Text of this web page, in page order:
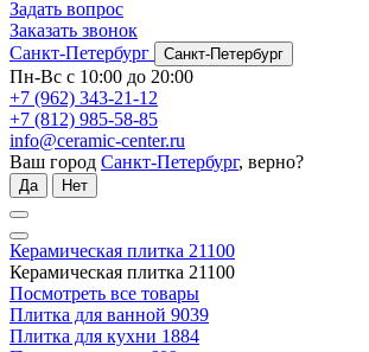
Задать вопрос
Заказать звонок
Санкт-Петербург
Санкт-Петербург
Пн-Вс с 10:00 до 20:00
+7 (962) 343-21-12
+7 (812) 985-58-85
info@ceramic-center.ru
Ваш город Санкт-Петербург, верно?
Да Нет
Керамическая плитка 21100
Керамическая плитка 21100
Посмотреть все товары
Плитка для ванной 9039
Плитка для кухни 1884